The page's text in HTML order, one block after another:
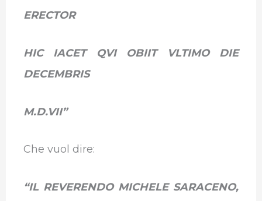
ERECTOR
HIC IACET QVI OBIIT VLTIMO DIE
DECEMBRIS
M.D.VII”
Che vuol dire:
“IL REVERENDO MICHELE SARACENO,